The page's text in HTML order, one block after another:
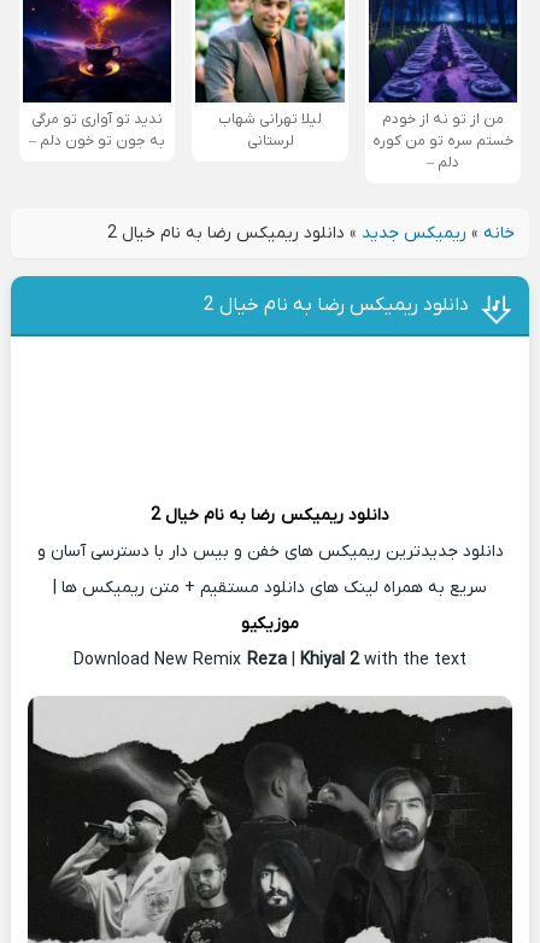
من از تو نه از خودم
خستم سره تو من کوره
دلم –
لیلا تهرانی شهاب
لرستانی
ندید تو آواری تو مرگی
به جون تو خون دلم –
خانه» ریمیکس جدید » دانلود ریمیکس رضا به نام خیال 2
دانلود ریمیکس رضا به نام خیال 2
دانلود ریمیکس رضا به نام خیال 2
دانلود جدیدترین ریمیکس های خفن و بیس دار با دسترسی آسان و
سریع به همراه لینک های دانلود مستقیم + متن ریمیکس ها |
موزیکیو
Download New Remix Reza | Khiyal 2with the text